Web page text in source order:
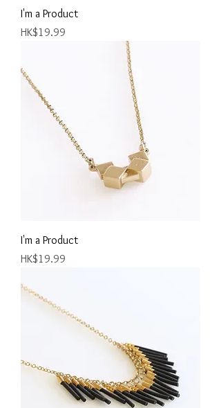
I'm a Product
價格
HK$19.99
I'm a Product
價格
HK$19.99